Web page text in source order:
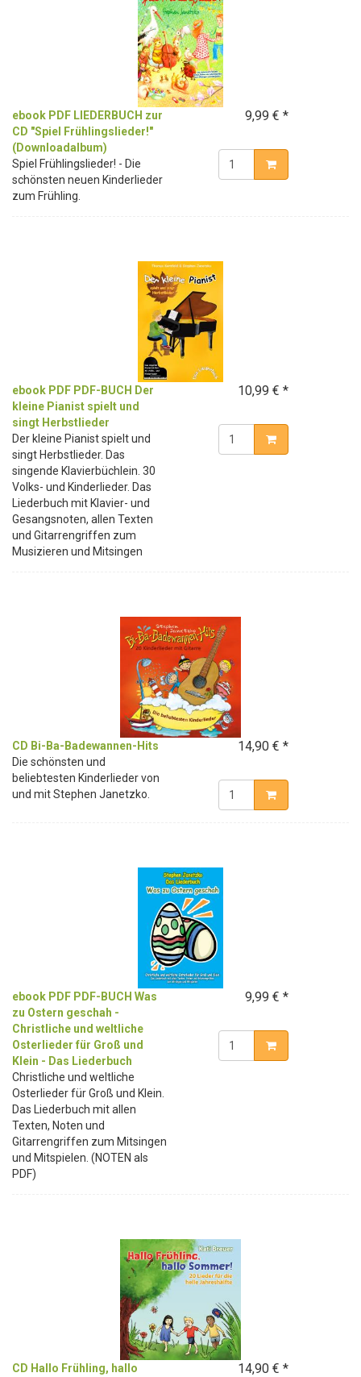
ebook PDF LIEDERBUCH zur
CD "Spiel Frühlingslieder!"
(Downloadalbum)
Spiel Frühlingslieder! - Die
schönsten neuen Kinderlieder
zum Frühling.
9,99 € *
ebook PDF PDF-BUCH Der
kleine Pianist spielt und
singt Herbstlieder
Der kleine Pianist spielt und
singt Herbstlieder. Das
singende Klavierbüchlein. 30
Volks- und Kinderlieder. Das
Liederbuch mit Klavier- und
Gesangsnoten, allen Texten
und Gitarrengriffen zum
Musizieren und Mitsingen
10,99 € *
CD Bi-Ba-Badewannen-Hits
Die schönsten und
beliebtesten Kinderlieder von
und mit Stephen Janetzko.
14,90 € *
ebook PDF PDF-BUCH Was
zu Ostern geschah -
Christliche und weltliche
Osterlieder für Groß und
Klein - Das Liederbuch
Christliche und weltliche
Osterlieder für Groß und Klein.
Das Liederbuch mit allen
Texten, Noten und
Gitarrengriffen zum Mitsingen
und Mitspielen. (NOTEN als
PDF)
9,99 € *
CD Hallo Frühling, hallo 14,90 € *